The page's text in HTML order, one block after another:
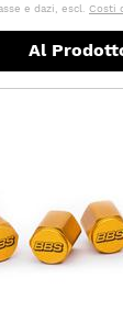
e dazi, escl. Costi
Al